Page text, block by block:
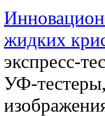
жидких
экспресс-
УФ-